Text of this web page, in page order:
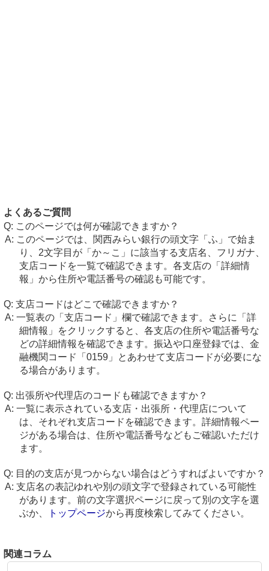
よくあるご質問
このページでは何が確認できますか？
このページでは、関西みらい銀行の頭文字「ふ」で始ま
り、2文字目が「か～こ」に該当する支店名、フリガナ、
支店コードを一覧で確認できます。各支店の「詳細情
報」から住所や電話番号の確認も可能です。
支店コードはどこで確認できますか？
一覧表の「支店コード」欄で確認できます。さらに「詳
細情報」をクリックすると、各支店の住所や電話番号な
どの詳細情報を確認できます。振込や口座登録では、金
融機関コード「0159」とあわせて支店コードが必要にな
る場合があります。
出張所や代理店のコードも確認できますか？
一覧に表示されている支店・出張所・代理店について
は、それぞれ支店コードを確認できます。詳細情報ペー
ジがある場合は、住所や電話番号などもご確認いただけ
ます。
目的の支店が見つからない場合はどうすればよいですか？
支店名の表記ゆれや別の頭文字で登録されている可能性
があります。前の文字選択ページに戻って別の文字を選
ぶか、
トップページから再度検索してみてください。
関連コラム